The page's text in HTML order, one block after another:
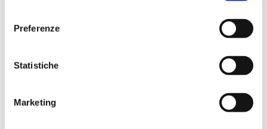
Preferenze
Statistiche
Marketing
AERSAN PERMANENT
AERSAN PERMANENT è una selezione di